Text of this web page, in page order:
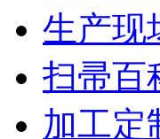
生产现
扫帚百
加工定